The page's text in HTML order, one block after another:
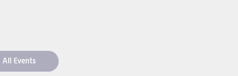
All Events